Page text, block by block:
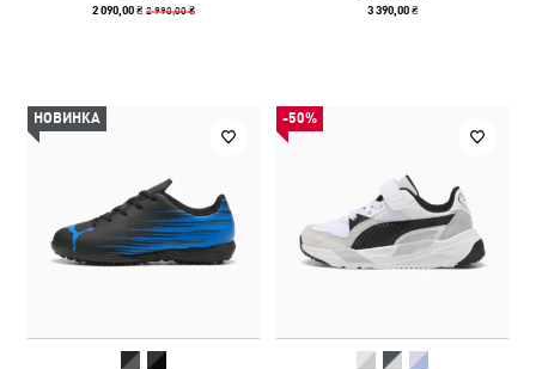
2 090,00 ₴2 990,00 ₴ 3 390,00 ₴
НОВИНКА -50%